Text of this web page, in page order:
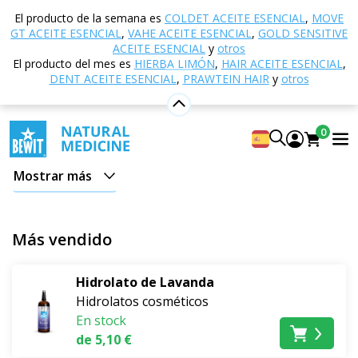
El producto de la semana es COLDET ACEITE ESENCIAL, MOVE
GT ACEITE ESENCIAL, VAHE ACEITE ESENCIAL, GOLD SENSITIVE
ACEITE ESENCIAL y otros
El producto del mes es HIERBA LIMÓN, HAIR ACEITE ESENCIAL,
DENT ACEITE ESENCIAL, PRAWTEIN HAIRy otros
0
Inicio Tienda electrónica
Hidrolatos cosméticos
Hidrolatos cosméticos
En el cuidado diario de la piel, el cuerpo y el cabello, a
menudo buscamos productos que sean fáciles de usar y
que se integren naturalmente en nuestra rutina. Los
hidrolatos BEWIT representan una cosmética ligera y
natural que se puede utilizar de muchas maneras.
rituales matutinos y vespertinos.
Un hidrolato, decenas de usos
El hidrolato puede servir como tónico después de la
limpieza de la piel, una bruma refrescante durante el
Mostrar más
Más vendido
Hidrolato de Lavanda
Hidrolatos cosméticos
En stock
de 5,10 €